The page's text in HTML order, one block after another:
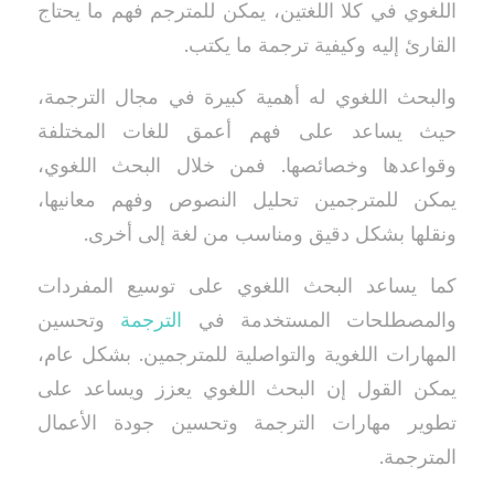
اللغوي في كلا اللغتين، يمكن للمترجم فهم ما يحتاج
القارئ إليه وكيفية ترجمة ما يكتب.
والبحث اللغوي له أهمية كبيرة في مجال الترجمة،
حيث يساعد على فهم أعمق للغات المختلفة
وقواعدها وخصائصها. فمن خلال البحث اللغوي،
يمكن للمترجمين تحليل النصوص وفهم معانيها،
ونقلها بشكل دقيق ومناسب من لغة إلى أخرى.
كما يساعد البحث اللغوي على توسيع المفردات
والمصطلحات المستخدمة في
الترجمة وتحسين
المهارات اللغوية والتواصلية للمترجمين. بشكل عام،
يمكن القول إن البحث اللغوي يعزز ويساعد على
تطوير مهارات الترجمة وتحسين جودة الأعمال
المترجمة.